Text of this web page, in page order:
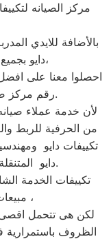
مركز الصيانه
بالأضافة للايدي
دايو بجميع موديلاتها القديم منها والحديث،
احصلوا معنا على
رقم مركز صيانه دايو المعتمد في مدينة نصر.
لأن خدمة عملاء
من الحرفية للربط
تكييفات دايو
دايو المتنقلة فى جميع محافظات مدينة نصر.
تكييفات الخدمة
مبيعات التكييفات فى مدينة نصر ،
لكن هى تتحمل
الظروف باستمرارية